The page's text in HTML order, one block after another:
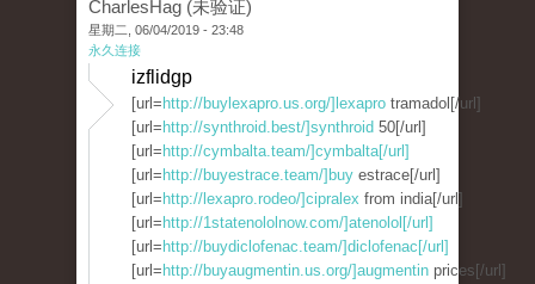
CharlesHag (未验证)
星期二, 06/04/2019 - 23:48
永久连接
izflidgp
[url= http://buylexapro.us.org/]lexapro tramadol[/url]
[url= http://synthroid.best/]synthroid 50[/url]
[url= http://cymbalta.team/]cymbalta[/url]
[url= http://buyestrace.team/]buy estrace[/url]
[url= http://lexapro.rodeo/]cipralex from india[/url]
[url= http://1statenololnow.com/]atenolol[/url]
[url= http://buydiclofenac.team/]diclofenac[/url]
[url= http://buyaugmentin.us.org/]augmentin prices[/url]